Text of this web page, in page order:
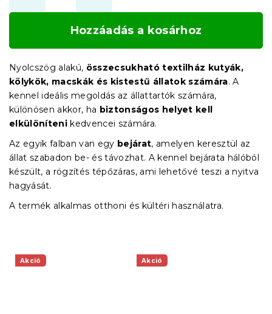
Hozzáadás a kosárhoz
Nyolcszög alakú, összecsukható textilház kutyák,
kölykök, macskák és kistestű állatok számára. A
kennel ideális megoldás az állattartók számára,
különösen akkor, ha biztonságos helyet kell
elkülöníteni kedvencei számára.
Az egyik falban van egy bejárat, amelyen keresztül az
állat szabadon be- és távozhat. A kennel bejárata hálóból
készült, a rögzítés tépőzáras, ami lehetővé teszi a nyitva
hagyását.
A termék alkalmas otthoni és kültéri használatra.
Akció Akció